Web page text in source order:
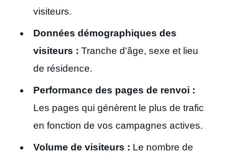
visiteurs.
Données démographiques des
visiteurs : Tranche d'âge, sexe et lieu
de résidence.
Performance des pages de renvoi :
Les pages qui génèrent le plus de trafic
en fonction de vos campagnes actives.
Volume de visiteurs : Le nombre de